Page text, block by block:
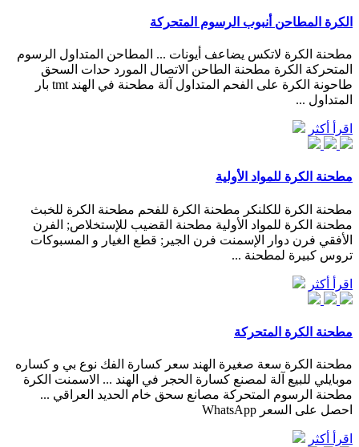
الكرة المطاحن أنبوب الرسوم المتحركة
مطحنة الكرة لاتكس يضاعف أيونات ... المطاحن المتداول الرسوم
المتحركة الكرة مطحنة الطاحن الاتصال المورد حدات السحق
طاحونة الكرة على الفحم المتداول آلة مطحنة في الهند tmt بار
المتداول ...
اقرأ أكثر
مطحنة الكرة للمواد الأولية
مطحنة الكرة للكلنكر مطحنة الكرة للفحم مطحنة الكرة للخبث
مطحنة الكرة للمواد الأولية مطحنة القضيب للإستخلاص; الفرن
الأفقي فرن دوار الإسمنت فرن الجير; قطع الغيار و المسبوكات
تروس كبيرة لمطحنة ...
اقرأ أكثر
مطحنة الكرة المتحركة
مطحنة الكرة سعة صغيرة الهند سعر كسارة الفك نوع بي و كساره
موبايلي للبيع آلة لمصنع كسارة الحجر في الهند ... الاسمنت الكرة
مطحنة الرسوم المتحركة مصانع سحق خام الحديد العراقي ...
احصل على السعر WhatsApp
اقرأ أكثر